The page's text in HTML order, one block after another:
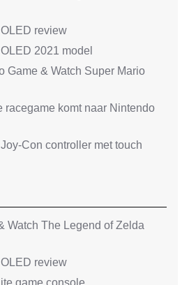
review
2021 model
Game & Watch Super Mario
racegame komt naar Nintendo
Con controller met touch
Watch The Legend of Zelda
review